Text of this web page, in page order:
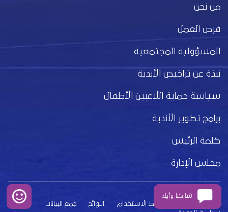
من نحن
فرص العمل
المسؤولية المجتمعية
نبذة عن تراخيص الأندية
سياسة حماية اللاعبين الأطفال
برامج تطوير الأندية
كلمة الرئيس
مجلس الإدارة
بيان الخصوصية شروط الاستخدام اللوائح
جمع البيانات
شاركنا برأيك